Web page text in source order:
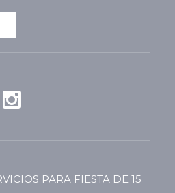
PARA FIESTA DE 15